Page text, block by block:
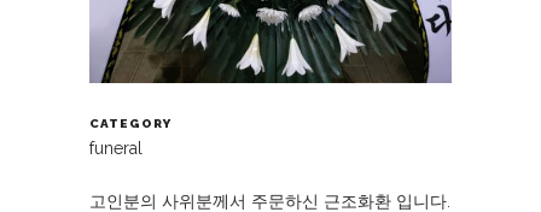
CATEGORY
funeral
고인분의 사위분께서 주문하신 근조화환 입니다.